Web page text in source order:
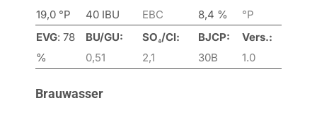
19,0 °P
40 IBU
EBC
8,4 %
°P
EVG: 78
%
BU/GU:
0,51
SO₄/Cl:
2,1
BJCP:
30B
Vers.:
1.0
Brauwasser